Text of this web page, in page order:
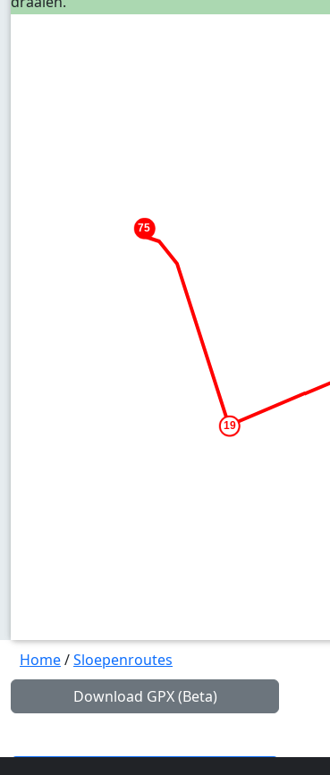
19
75
Home/Sloepenroutes
Download GPX (Beta)